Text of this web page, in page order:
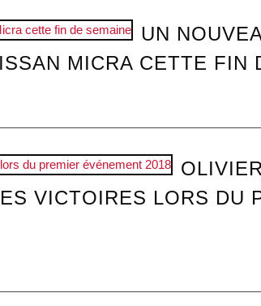
UN
MICRA CETTE FIN
VICTOIRES LORS DU